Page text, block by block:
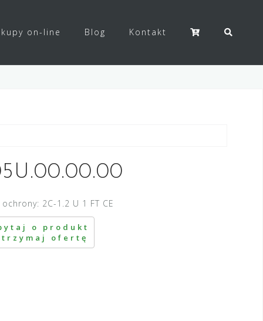
on-line Blog Kontakt
2C-1.2 U 1 FT CE